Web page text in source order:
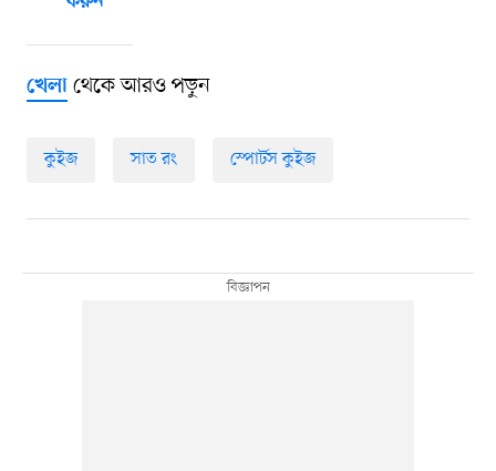
খেলাথেকে আরও পড়ুন
কুইজ সাত রং স্পোর্টস কুইজ